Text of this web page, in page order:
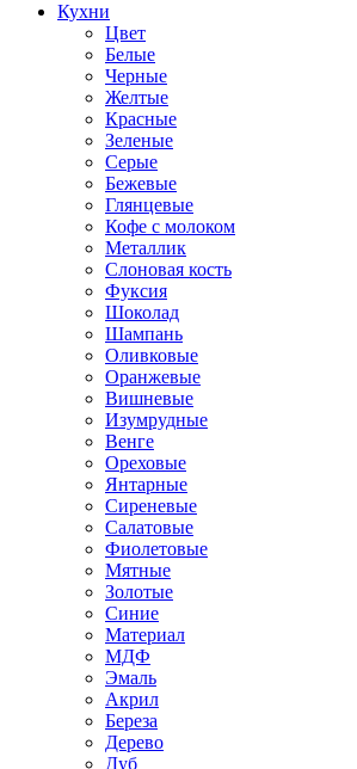
Кухни
Цвет
Белые
Черные
Желтые
Красные
Зеленые
Серые
Бежевые
Глянцевые
Кофе с молоком
Металлик
Слоновая кость
Фуксия
Шоколад
Шампань
Оливковые
Оранжевые
Вишневые
Изумрудные
Венге
Ореховые
Янтарные
Сиреневые
Салатовые
Фиолетовые
Мятные
Золотые
Синие
Материал
МДФ
Эмаль
Акрил
Береза
Дерево
Дуб